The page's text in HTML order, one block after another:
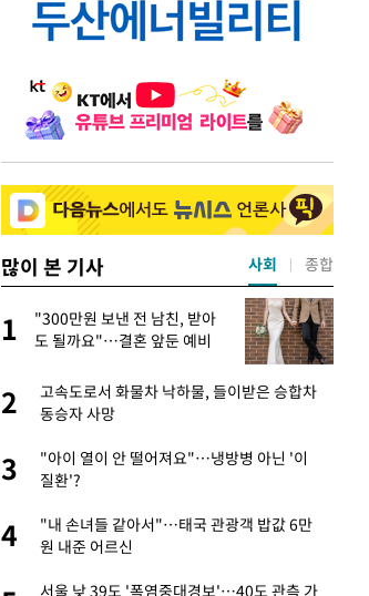
많이 본 기사
1
"300만원 보낸 전 남친, 받아
도 될까요"…결혼 앞둔 예비
2
고속도로서 화물차 낙하물, 들이받은 승합차
동승자 사망
3
"아이 열이 안 떨어져요"…냉방병 아닌 '이
질환'?
4
"내 손녀들 같아서"…태국 관광객 밥값 6만
원 내준 어르신
서울 낮 39도 '폭염중대경보'…40도 관측 가
사회 종합